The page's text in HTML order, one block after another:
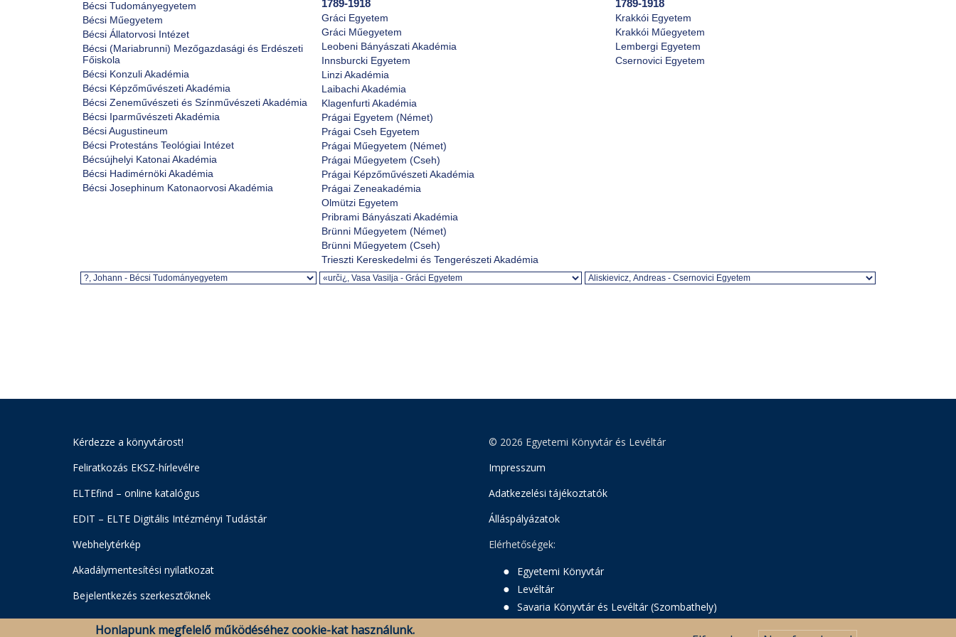
Kérdezze a könyvtárost!
Feliratkozás EKSZ-hírlevélre
ELTEfind – online katalógus
EDIT – ELTE Digitális Intézményi Tudástár
Webhelytérkép
Akadálymentesítési nyilatkozat
Bejelentkezés szerkesztőknek
© 2026 Egyetemi Könyvtár és Levéltár
Impresszum
Adatkezelési tájékoztatók
Álláspályázatok
Elérhetőségek:
Egyetemi Könyvtár
Levéltár
Savaria Könyvtár és Levéltár (Szombathely)
Honlapunk megfelelő működéséhez cookie-kat használunk.